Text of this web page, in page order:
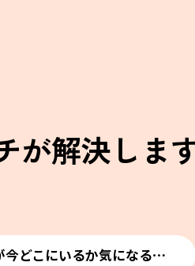
が解決しま
今どこにいるか気になる⋯